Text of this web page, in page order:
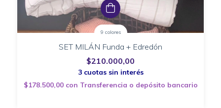
9 colores
SET MILÁN Funda + Edredón
$210.000,00
$178.500,00 con Transferencia o depósito bancario